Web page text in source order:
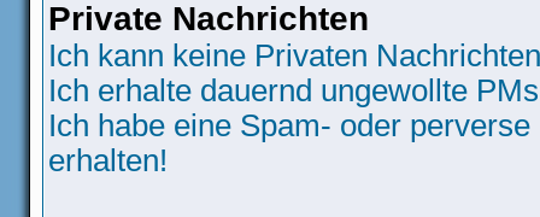
Private Nachrichten
Ich kann keine Privaten
Ich erhalte dauernd ungewollte
Ich habe eine Spam- oder
erhalten!